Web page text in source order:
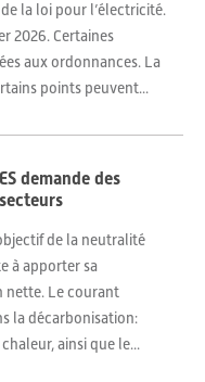
la loi pour l’électricité.
2026. Certaines
aux ordonnances. La
points peuvent...
demande des
de la neutralité
à apporter sa
nette. Le courant
la décarbonisation:
ainsi que le...